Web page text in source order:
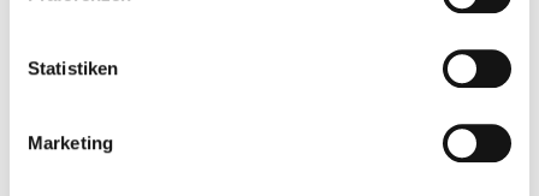
Statistiken
Marketing